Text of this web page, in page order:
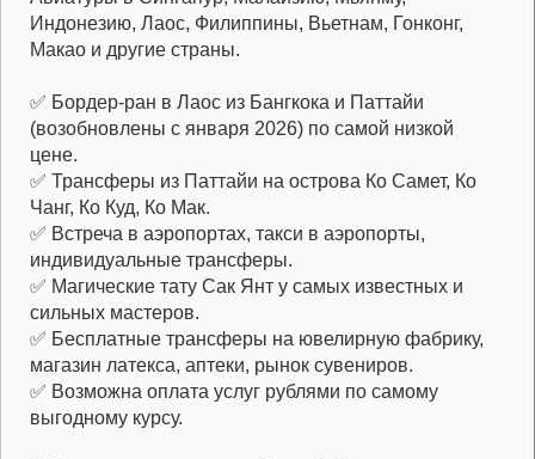
Индонезию, Лаос, Филиппины, Вьетнам, Гонконг,
Макао и другие страны.
✅ Бордер-ран в Лаос из Бангкока и Паттайи
(возобновлены с января 2026) по самой низкой
цене.
✅ Трансферы из Паттайи на острова Ко Самет, Ко
Чанг, Ко Куд, Ко Мак.
✅ Встреча в аэропортах, такси в аэропорты,
индивидуальные трансферы.
✅ Магические тату Сак Янт у самых известных и
сильных мастеров.
✅ Бесплатные трансферы на ювелирную фабрику,
магазин латекса, аптеки, рынок сувениров.
✅ Возможна оплата услуг рублями по самому
выгодному курсу.